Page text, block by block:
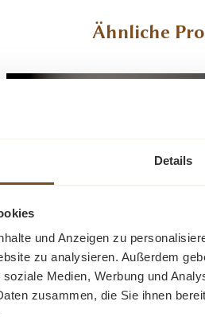
Details
und Anzeigen zu
zu analysieren. Außerdem
Medien, Werbung und
zusammen, die Sie ihnen
Ähnliche
150 cm TV Schrank